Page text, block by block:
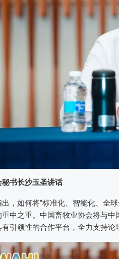
书长沙玉圣讲话
，如何将“标准化、智能化、全
中之重。中国畜牧业协会将与
引领性的合作平台，全力支持